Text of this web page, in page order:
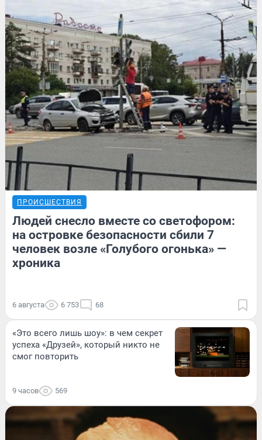
ПРОИСШЕСТВИЯ
Людей снесло вместе со светофором:
на островке безопасности сбили 7
человек возле «Голубого огонька» —
хроника
6 августа 6 753 68
«Это всего лишь шоу»: в чем секрет
успеха «Друзей», который никто не
смог повторить
9 часов 569